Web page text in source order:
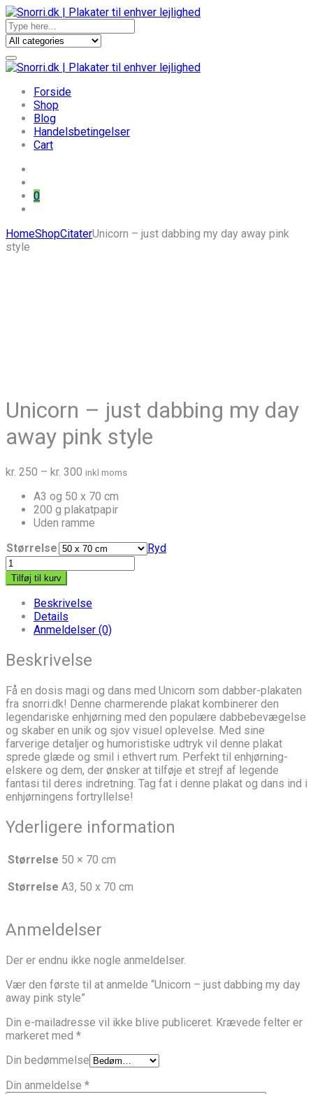
Forside
Shop
Blog
Handelsbetingelser
Cart
0
Skip
to
HomeShopCitaterUnicorn – just dabbing my day away pink
style
Unicorn – just dabbing my day
away pink style
kr. 250 – kr. 300 Prisinterval:
til
kr. 300
inkl moms
A3 og 50 x 70 cm
200 g plakatpapir
Uden ramme
Størrelse
Ryd
Unicorn
-
just
dabbing
day
pink
style
antal
Tilføj til kurv
Beskrivelse
Details
Anmeldelser (0)
Beskrivelse
Få en dosis magi og dans med Unicorn som dabber-plakaten
fra snorri.dk! Denne charmerende plakat kombinerer den
legendariske enhjørning med den populære dabbebevægelse
og skaber en unik og sjov visuel oplevelse. Med sine
farverige detaljer og humoristiske udtryk vil denne plakat
sprede glæde og smil i ethvert rum. Perfekt til enhjørning-
elskere og dem, der ønsker at tilføje et strejf af legende
fantasi til deres indretning. Tag fat i denne plakat og dans ind i
enhjørningens fortryllelse!
Yderligere information
Størrelse 50 × 70 cm
Størrelse A3, 50 x 70 cm
Anmeldelser
Der er endnu ikke nogle anmeldelser.
Vær den første til at anmelde “Unicorn – just dabbing my day
away pink style”
Din e-mailadresse vil ikke blive publiceret. Krævede felter er
markeret med *
Din bedømmelse
Din anmeldelse *